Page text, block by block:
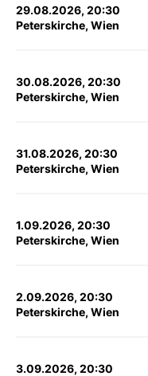
29.08.2026, 20:30
Peterskirche, Wien
30.08.2026, 20:30
Peterskirche, Wien
31.08.2026, 20:30
Peterskirche, Wien
1.09.2026, 20:30
Peterskirche, Wien
2.09.2026, 20:30
Peterskirche, Wien
3.09.2026, 20:30